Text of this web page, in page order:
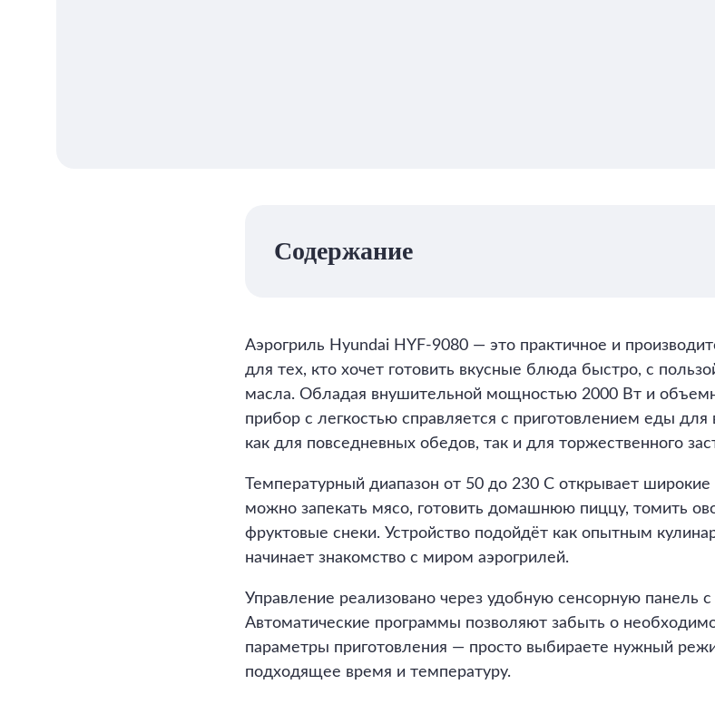
Содержание
Аэрогриль Hyundai HYF‐9080 — это практичное и
для тех, кто хочет готовить вкусные блюда быстро, с
масла. Обладая внушительной мощностью 2000 Вт и
прибор с легкостью справляется с приготовлением еды
как для повседневных обедов, так и для торжественного
Температурный диапазон от 50 до 230 C открывает
можно запекать мясо, готовить домашнюю пиццу, томить
фруктовые снеки. Устройство подойдёт как опытным
начинает знакомство с миром аэрогрилей.
Управление реализовано через удобную сенсорную панель
Автоматические программы позволяют забыть о
параметры приготовления — просто выбираете нужный
подходящее время и температуру.